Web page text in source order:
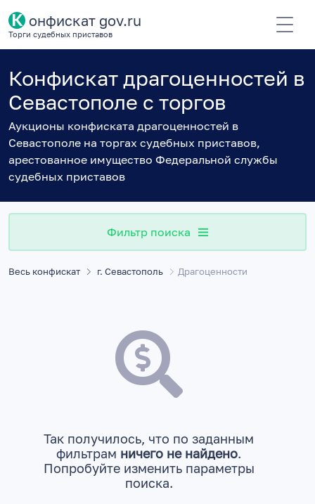
К онфискат gov.ru
Торги судебных приставов
Конфискат драгоценностей в
Севастополе с торгов
Аукционы конфиската драгоценностей в
Севастополе на торгах судебных приставов,
арестованное имущество Федеральной службы
судебных приставов
Фильтр поиска
Весь конфискат г. Севастополь Драгоценности
Так получилось, что по заданным
фильтрам ничего не найдено.
Попробуйте изменить параметры
поиска.